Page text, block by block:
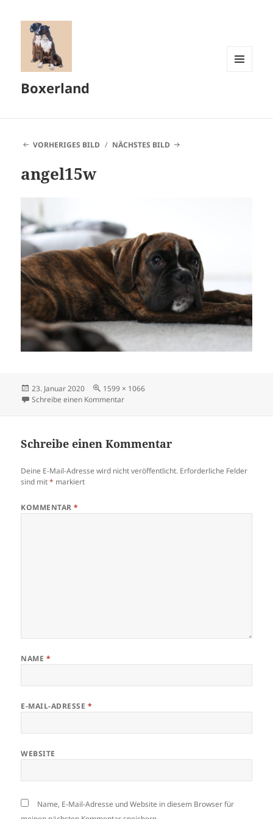
Boxerland
VORHERIGES BILD NÄCHSTES BILD
angel15w
Veröffentlicht
am
23. Januar 2020 Originalgröße
1599 × 1066
Schreibe einen Kommentarzu angel15w
Schreibe einen Kommentar
Deine E-Mail-Adresse wird nicht veröffentlicht. Erforderliche Felder
sind mit* markiert
KOMMENTAR*
NAME *
E-MAIL-ADRESSE *
WEBSITE
Name, E-Mail-Adresse und Website in diesem Browser für